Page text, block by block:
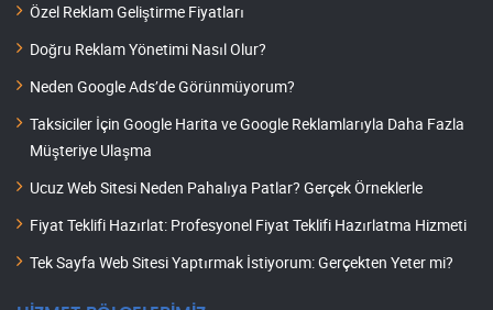
Özel Reklam Geliştirme Fiyatları
Doğru Reklam Yönetimi Nasıl Olur?
Neden Google Ads’de Görünmüyorum?
Taksiciler İçin Google Harita ve Google Reklamlarıyla Daha Fazla
Müşteriye Ulaşma
Ucuz Web Sitesi Neden Pahalıya Patlar? Gerçek Örneklerle
Fiyat Teklifi Hazırlat: Profesyonel Fiyat Teklifi Hazırlatma Hizmeti
Tek Sayfa Web Sitesi Yaptırmak İstiyorum: Gerçekten Yeter mi?